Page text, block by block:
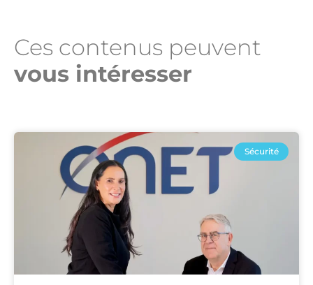
Ces contenus peuvent
vous intéresser​
Sécurité